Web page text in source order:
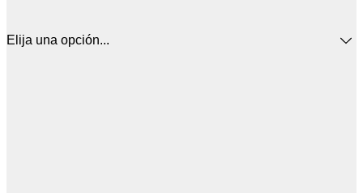
Elija una opción...